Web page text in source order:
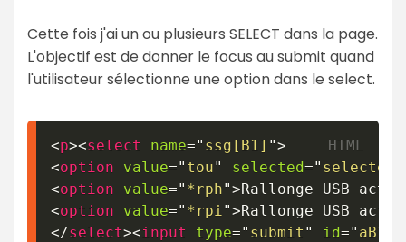
Cette fois j'ai un ou plusieurs SELECT dans la page.
L'objectif est de donner le focus au submit quand
l'utilisateur sélectionne une option dans le select.
<p><select name=" ssg[B1] ">
<option value=" tou" selected=" selected
<option value=" *rph">Rallonge USB
<option value=" *rpi ">Rallonge USB
</select><input type=" submit " id=" aB1